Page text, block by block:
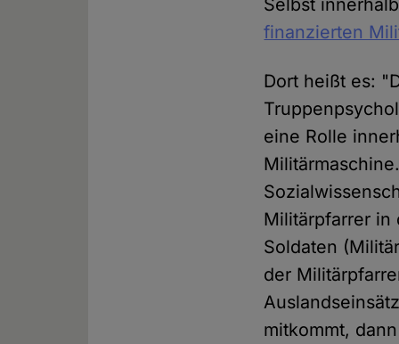
Selbst
finanzierten
Dort heißt es:
eine Rolle
Militärpfarrer in
Soldaten
der
mitkommt,